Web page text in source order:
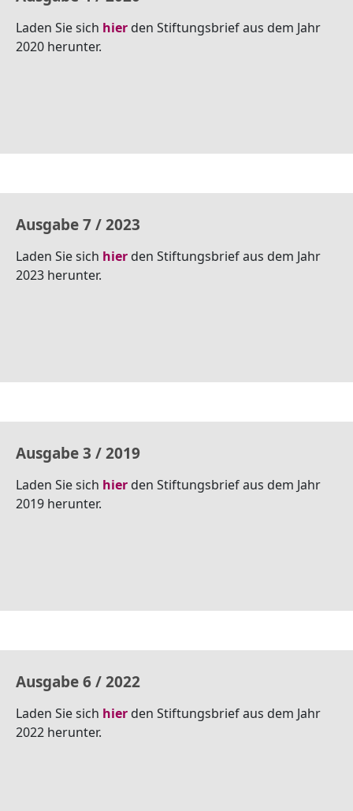
Laden Sie sich hier den Stiftungsbrief aus dem Jahr
2020 herunter.
Ausgabe 7 / 2023
Laden Sie sich hier den Stiftungsbrief aus dem Jahr
2023 herunter.
Ausgabe 3 / 2019
Laden Sie sich hier den Stiftungsbrief aus dem Jahr
2019 herunter.
Ausgabe 6 / 2022
Laden Sie sich hier den Stiftungsbrief aus dem Jahr
2022 herunter.